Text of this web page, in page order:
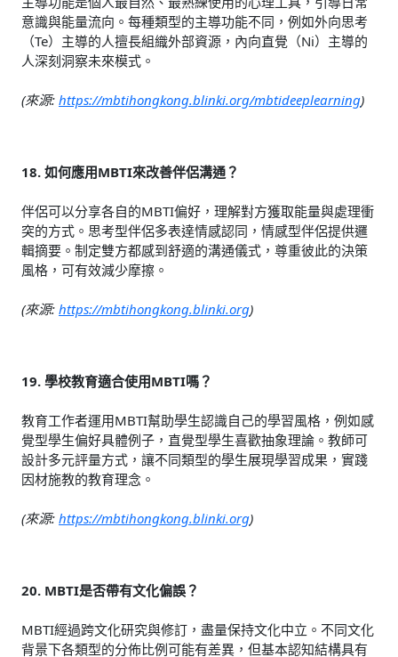
意識與能量流向。每種類型的主導功能不同，例如外向思考
（Te）主導的人擅長組織外部資源，內向直覺（Ni）主導的
人深刻洞察未來模式。
(來源: https://mbtihongkong.blinki.org/mbtideeplearning)
18. 如何應用MBTI來改善伴侶溝通？
伴侶可以分享各自的MBTI偏好，理解對方獲取能量與處理衝
突的方式。思考型伴侶多表達情感認同，情感型伴侶提供邏
輯摘要。制定雙方都感到舒適的溝通儀式，尊重彼此的決策
風格，可有效減少摩擦。
(來源: https://mbtihongkong.blinki.org)
19. 學校教育適合使用MBTI嗎？
教育工作者運用MBTI幫助學生認識自己的學習風格，例如感
覺型學生偏好具體例子，直覺型學生喜歡抽象理論。教師可
設計多元評量方式，讓不同類型的學生展現學習成果，實踐
因材施教的教育理念。
(來源: https://mbtihongkong.blinki.org)
20. MBTI是否帶有文化偏誤？
MBTI經過跨文化研究與修訂，盡量保持文化中立。不同文化
背景下各類型的分佈比例可能有差異，但基本認知結構具有